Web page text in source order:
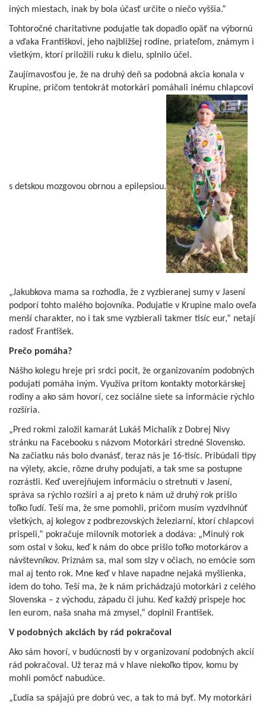
iných miestach, inak by bola účasť určite o niečo vyššia.“
Tohtoročné charitatívne podujatie tak dopadlo opäť na výbornú
a vďaka Františkovi, jeho najbližšej rodine, priateľom, známym i
všetkým, ktorí priložili ruku k dielu, splnilo účel.
Zaujímavosťou je, že na druhý deň sa podobná akcia konala v
Krupine, pričom tentokrát motorkári pomáhali inému chlapcovi
s detskou mozgovou obrnou a epilepsiou.
„Jakubkova mama sa rozhodla, že z vyzbieranej sumy v Jasení
podporí tohto malého bojovníka. Podujatie v Krupine malo oveľa
menší charakter, no i tak sme vyzbierali takmer tisíc eur,“ netají
radosť František.
Prečo pomáha?
Nášho kolegu hreje pri srdci pocit, že organizovaním podobných
podujatí pomáha iným. Využíva pritom kontakty motorkárskej
rodiny a ako sám hovorí, cez sociálne siete sa informácie rýchlo
rozšíria.
„Pred rokmi založil kamarát Lukáš Michalík z Dobrej Nivy
stránku na Facebooku s názvom Motorkári stredné Slovensko.
Na začiatku nás bolo dvanásť, teraz nás je 16-tisíc. Pribúdali tipy
na výlety, akcie, rôzne druhy podujatí, a tak sme sa postupne
rozrástli. Keď uverejňujem informáciu o stretnutí v Jasení,
správa sa rýchlo rozšíri a aj preto k nám už druhý rok prišlo
toľko ľudí. Teší ma, že sme pomohli, pričom musím vyzdvihnúť
všetkých, aj kolegov z podbrezovských železiarní, ktorí chlapcovi
prispeli,“ pokračuje milovník motoriek a dodáva: „Minulý rok
som ostal v šoku, keď k nám do obce prišlo toľko motorkárov a
návštevníkov. Priznám sa, mal som slzy v očiach, no emócie som
mal aj tento rok. Mne keď v hlave napadne nejaká myšlienka,
idem do toho. Teší ma, že k nám prichádzajú motorkári z celého
Slovenska – z východu, západu či juhu. Keď každý prispeje hoc
len eurom, naša snaha má zmysel,“ doplnil František.
V podobných akciách by rád pokračoval
Ako sám hovorí, v budúcnosti by v organizovaní podobných akcií
rád pokračoval. Už teraz má v hlave niekoľko tipov, komu by
mohli pomôcť nabudúce.
„Ľudia sa spájajú pre dobrú vec, a tak to má byť. My motorkári